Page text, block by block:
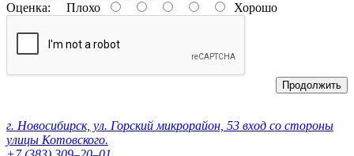
Оценка: Плохо Хорошо
Продолжить
г. Новосибирск, ул. Горский микрорайон, 53 вход со стороны
улицы Котовского.